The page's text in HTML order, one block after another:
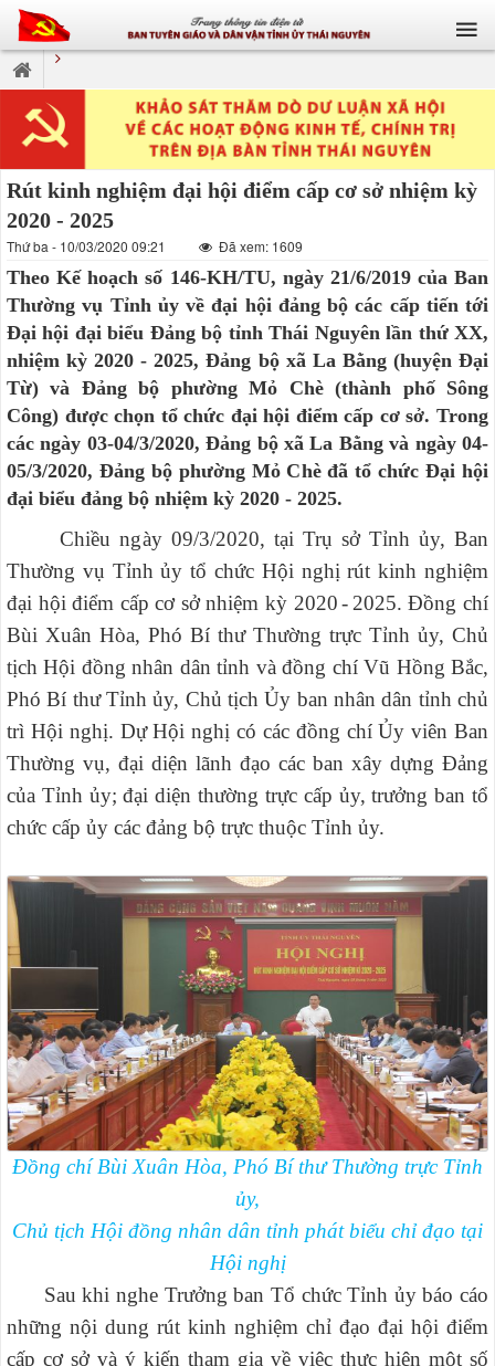
Rút kinh nghiệm đại hội điểm cấp cơ sở nhiệm kỳ
2020 - 2025
Thứ ba - 10/03/2020 09:21 Đã xem: 1609
Theo Kế hoạch số 146-KH/TU, ngày 21/6/2019 của Ban
Thường vụ Tỉnh ủy về đại hội đảng bộ các cấp tiến tới
Đại hội đại biểu Đảng bộ tỉnh Thái Nguyên lần thứ XX,
nhiệm kỳ 2020 - 2025, Đảng bộ xã La Bằng (huyện Đại
Từ) và Đảng bộ phường Mỏ Chè (thành phố Sông
Công) được chọn tổ chức đại hội điểm cấp cơ sở. Trong
các ngày 03-04/3/2020, Đảng bộ xã La Bằng và ngày 04-
05/3/2020, Đảng bộ phường Mỏ Chè đã tổ chức Đại hội
đại biểu đảng bộ nhiệm kỳ 2020 - 2025.
Chiều ngày 09/3/2020, tại Trụ sở Tỉnh ủy, Ban
Thường vụ Tỉnh ủy tổ chức Hội nghị rút kinh nghiệm
đại hội điểm cấp cơ sở nhiệm kỳ 2020 - 2025. Đồng chí
Bùi Xuân Hòa, Phó Bí thư Thường trực Tỉnh ủy, Chủ
tịch Hội đồng nhân dân tỉnh và đồng chí Vũ Hồng Bắc,
Phó Bí thư Tỉnh ủy, Chủ tịch Ủy ban nhân dân tỉnh chủ
trì Hội nghị. Dự Hội nghị có các đồng chí Ủy viên Ban
Thường vụ, đại diện lãnh đạo các ban xây dựng Đảng
của Tỉnh ủy; đại diện thường trực cấp ủy, trưởng ban tổ
chức cấp ủy các đảng bộ trực thuộc Tỉnh ủy.
Đồng chí Bùi Xuân Hòa, Phó Bí thư Thường trực Tỉnh
ủy,
Chủ tịch Hội đồng nhân dân tỉnh phát biểu chỉ đạo tại
Hội nghị
Sau khi nghe Trưởng ban Tổ chức Tỉnh ủy báo cáo
những nội dung rút kinh nghiệm chỉ đạo đại hội điểm
cấp cơ sở và ý kiến tham gia về việc thực hiện một số